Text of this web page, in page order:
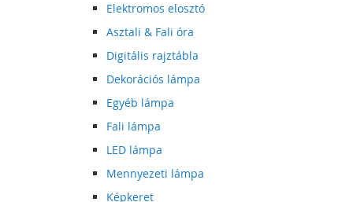
Elektromos elosztó
Asztali & Fali óra
Digitális rajztábla
Dekorációs lámpa
Egyéb lámpa
Fali lámpa
LED lámpa
Mennyezeti lámpa
Képkeret